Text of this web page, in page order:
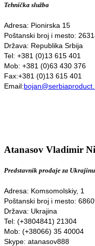
Tehnička služba
Adresa: Pionirska 15
Poštanski broj i mesto:
Država: Republika Srbija
Tel: +381 (0)13 615 401
Mob: +381 (0)63 430 376
Fax:+381 (0)13 615 401
Email:
Atanasov Vladimir
Predstavnik prodaje za
Adresa: Komsomolskiy, 1
Poštanski broj i mesto:
Država: Ukrajina
Tel: (+3804841) 21304
Mob: (+38066) 35 40004
Skype: atanasov888